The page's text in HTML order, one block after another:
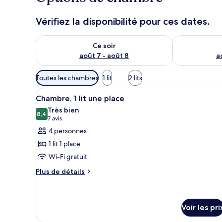
Vérifiez la disponibilité pour ces dates.
Ce soir
août 7 - août 8
Vérifier la disponibilité pour ce soir août 7 - août 8
Vérifier la
Filtres
disponibles
pour
les
chambres
Toutes les chambres 1 lit 2 lits
Afficher
toutes
les
photos
pour
ce
type
de
lit
Une chambre d’hôtel avec
6
Chambre, 1 lit une place
8,48,4 sur 10
Très bien
7 avis
(7 avis)
4 personnes
1 lit 1 place
Wi-Fi gratuit
Plus de détails
Plus
type
Voir les